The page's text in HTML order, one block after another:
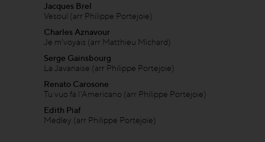
Jacques Brel
Vesoul (arr Philippe Portejoie)
Charles Aznavour
Je m'voyais (arr Matthieu Michard)
Serge Gainsbourg
La Javanaise (arr Philippe Portejoie)
Renato Carosone
Tu vuo fa l'Americano (arr Philippe Portejoie)
Edith Piaf
Medley (arr Philippe Portejoie)